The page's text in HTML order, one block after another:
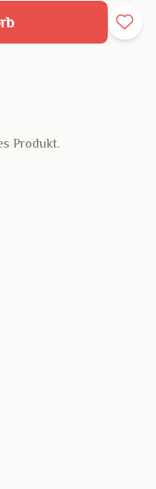
Produkt.